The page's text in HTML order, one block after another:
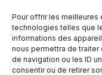
Pour offrir les meilleures
technologies telles que
informations des
nous permettra de
de navigation ou les ID
consentir ou de retirer
faciles à démêler, ce
formation de nœuds.
←Article précédent